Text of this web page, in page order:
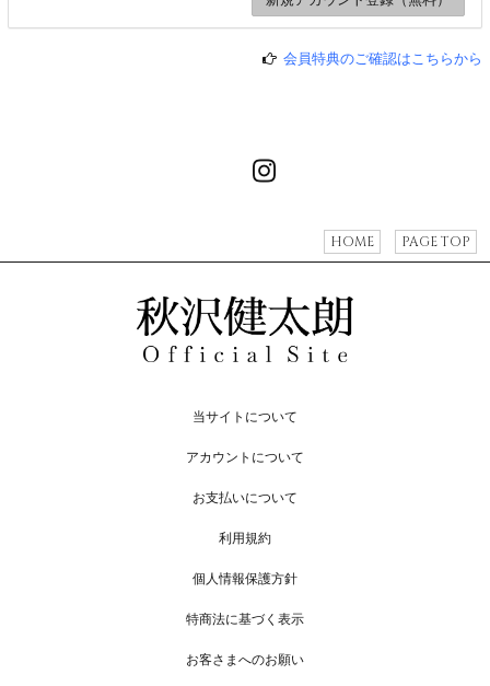
会員特典のご確認はこちらから
HOME PAGE TOP
当サイトについて
アカウントについて
お支払いについて
利用規約
個人情報保護方針
特商法に基づく表示
お客さまへのお願い